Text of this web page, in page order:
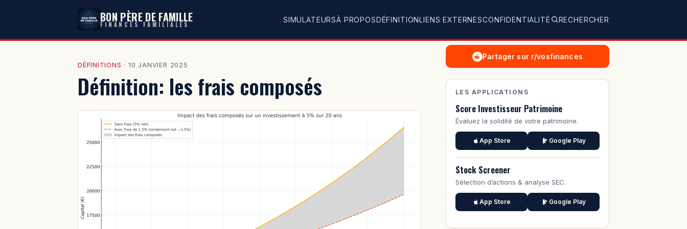
BON PÈRE DE FAMILLE
FINANCES FAMILIALES
SIMULATEURSÀ PROPOSDÉFINITIONLIENS EXTERNESCONFIDENTIALITÉ RECHERCHER
DÉFINITIONS · 10 JANVIER 2025
Définition: les frais composés
Partager sur r/vosfinances
LES APPLICATIONS
Score Investisseur Patrimoine
Évaluez la solidité de votre patrimoine.
App Store Google Play
Stock Screener
Sélection d’actions & analyse SEC.
App Store Google Play